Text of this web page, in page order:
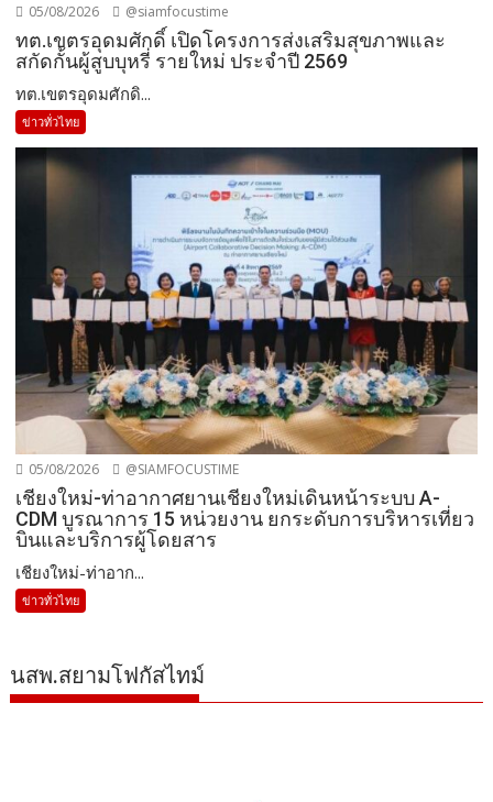
05/08/2026 @siamfocustime
ทต.เขตรอุดมศักดิ์ เปิดโครงการส่งเสริมสุขภาพและ
สกัดกั้นผู้สูบบุหรี่ รายใหม่ ประจำปี 2569
ทต.เขตรอุดมศักดิ...
ข่าวทั่วไทย
05/08/2026 @SIAMFOCUSTIME
เชียงใหม่-ท่าอากาศยานเชียงใหม่เดินหน้าระบบ A-
CDM บูรณาการ 15 หน่วยงาน ยกระดับการบริหารเที่ยว
บินและบริการผู้โดยสาร
เชียงใหม่-ท่าอาก...
ข่าวทั่วไทย
นสพ.สยามโฟกัสไทม์